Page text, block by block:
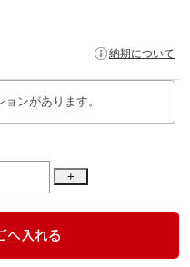
納期について
ンがあります。